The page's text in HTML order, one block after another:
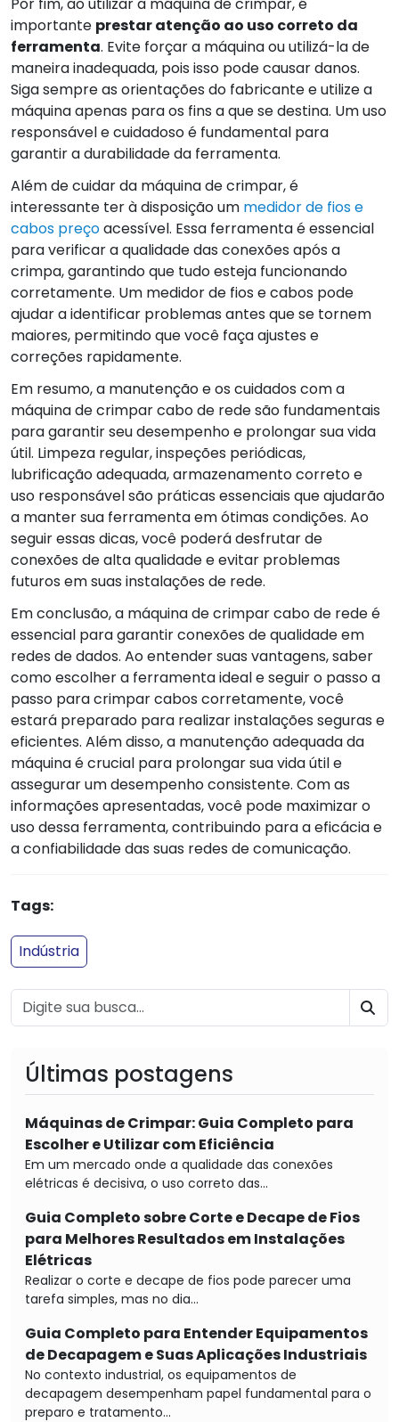
importante prestar atenção ao uso correto da
ferramenta. Evite forçar a máquina ou utilizá-la de
maneira inadequada, pois isso pode causar danos.
Siga sempre as orientações do fabricante e utilize a
máquina apenas para os fins a que se destina. Um uso
responsável e cuidadoso é fundamental para
garantir a durabilidade da ferramenta.
Além de cuidar da máquina de crimpar, é
interessante ter à disposição um medidor de fios e
cabos preçoacessível. Essa ferramenta é essencial
para verificar a qualidade das conexões após a
crimpa, garantindo que tudo esteja funcionando
corretamente. Um medidor de fios e cabos pode
ajudar a identificar problemas antes que se tornem
maiores, permitindo que você faça ajustes e
correções rapidamente.
Em resumo, a manutenção e os cuidados com a
máquina de crimpar cabo de rede são fundamentais
para garantir seu desempenho e prolongar sua vida
útil. Limpeza regular, inspeções periódicas,
lubrificação adequada, armazenamento correto e
uso responsável são práticas essenciais que ajudarão
a manter sua ferramenta em ótimas condições. Ao
seguir essas dicas, você poderá desfrutar de
conexões de alta qualidade e evitar problemas
futuros em suas instalações de rede.
Em conclusão, a máquina de crimpar cabo de rede é
essencial para garantir conexões de qualidade em
redes de dados. Ao entender suas vantagens, saber
como escolher a ferramenta ideal e seguir o passo a
passo para crimpar cabos corretamente, você
estará preparado para realizar instalações seguras e
eficientes. Além disso, a manutenção adequada da
máquina é crucial para prolongar sua vida útil e
assegurar um desempenho consistente. Com as
informações apresentadas, você pode maximizar o
uso dessa ferramenta, contribuindo para a eficácia e
a confiabilidade das suas redes de comunicação.
Tags:
Indústria
Últimas postagens
Máquinas de Crimpar: Guia Completo para
Escolher e Utilizar com Eficiência
Em um mercado onde a qualidade das conexões
elétricas é decisiva, o uso correto das...
Guia Completo sobre Corte e Decape de Fios
para Melhores Resultados em Instalações
Elétricas
Realizar o corte e decape de fios pode parecer uma
tarefa simples, mas no dia...
Guia Completo para Entender Equipamentos
de Decapagem e Suas Aplicações Industriais
No contexto industrial, os equipamentos de
decapagem desempenham papel fundamental para o
preparo e tratamento...